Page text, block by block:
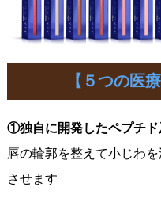
【５つの医
①独自に開発したペプチ
唇の輪郭を整えて小じわ
させます